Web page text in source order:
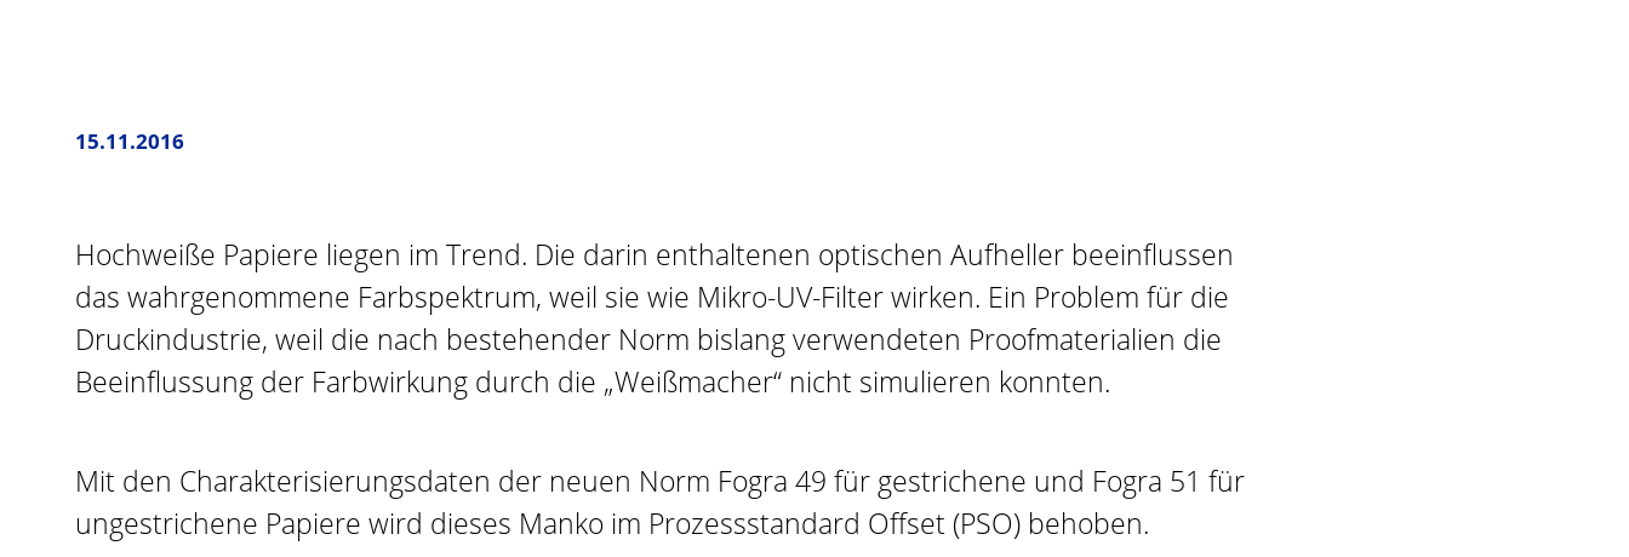
15.11.2016
Hochweiße Papiere liegen im Trend. Die darin enthaltenen optischen Aufheller beeinflussen
das wahrgenommene Farbspektrum, weil sie wie Mikro-UV-Filter wirken. Ein Problem für die
Druckindustrie, weil die nach bestehender Norm bislang verwendeten Proofmaterialien die
Beeinflussung der Farbwirkung durch die „Weißmacher“ nicht simulieren konnten.
Mit den Charakterisierungsdaten der neuen Norm Fogra 49 für gestrichene und Fogra 51 für
ungestrichene Papiere wird dieses Manko im Prozessstandard Offset (PSO) behoben.